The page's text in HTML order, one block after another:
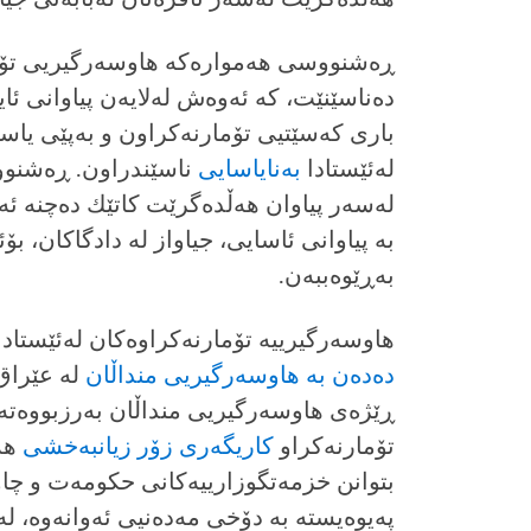
ڕەشنووسى هەموارەكە هاوسەرگیریى
دەناسێنێت، كە ئەوەش لەلایەن پیاوانى
بارى كەسێتیى تۆمارنەكراون و بەپێى
لەئێستادا بەنایاسایى ناسێندراون.
لەسەر پیاوان هەڵدەگرێت كاتێك دەچنە
بە پیاوانى ئاسایى، جیاواز لە
بەڕێوەببەن.
هاوسەرگیرییە تۆمارنەكراوەكان
دەدەن بە هاوسەرگیریى منداڵان
ڕێژەى هاوسەرگیریى منداڵان
تۆمارنەكراوكاریگەرى زۆر زیانبەخشى
بتوانن خزمەتگوزارییەكانى حكومەت و
پەیوەیستە بە دۆخى مەدەنیى ئەوانەوە،